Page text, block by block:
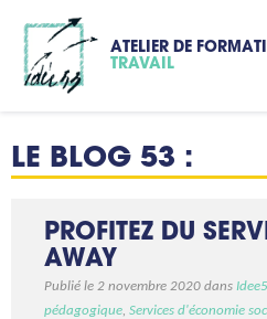
ATELIER DE
TRAVAIL
LE BLOG 53 :
PROFITEZ DU
AWAY
Publié le 2 novembre 2020 dans
pédagogique, Services d'économie